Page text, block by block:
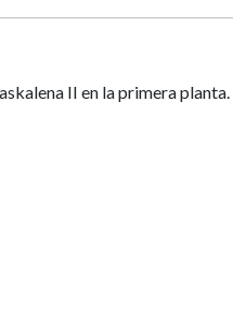
II en la primera planta.